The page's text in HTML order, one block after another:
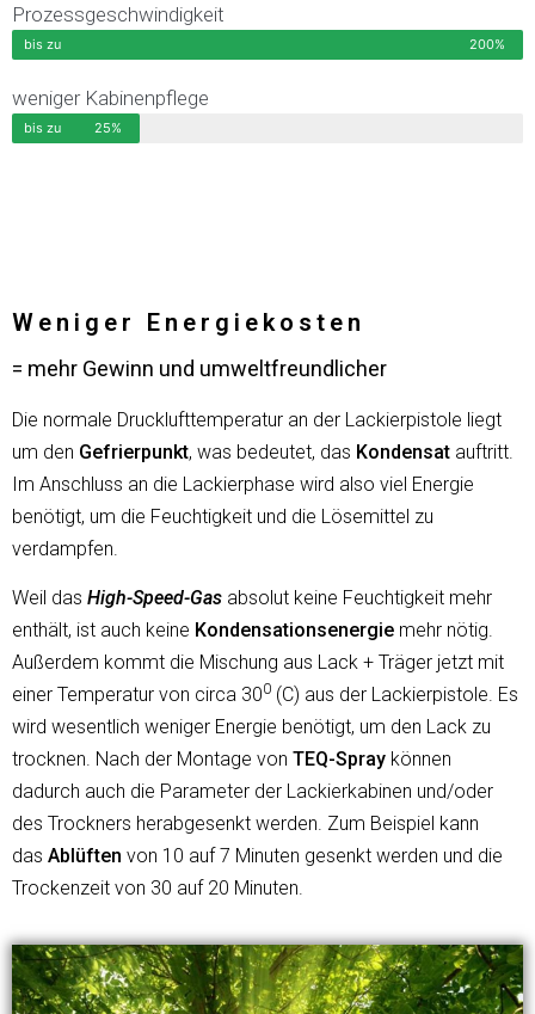
Prozessgeschwindigkeit
bis zu 200%
weniger Kabinenpflege
bis zu 25%
Weniger Energiekosten
= mehr Gewinn und umweltfreundlicher
Die normale Drucklufttemperatur an der Lackierpistole liegt
um den Gefrierpunkt, was bedeutet, das Kondensat auftritt.
Im Anschluss an die Lackierphase wird also viel Energie
benötigt, um die Feuchtigkeit und die Lösemittel zu
verdampfen.
Weil das High-Speed-Gas absolut keine Feuchtigkeit mehr
enthält, ist auch keine Kondensationsenergie mehr nötig.
Außerdem kommt die Mischung aus Lack + Träger jetzt mit
einer Temperatur von circa 300 (C) aus der Lackierpistole. Es
wird wesentlich weniger Energie benötigt, um den Lack zu
trocknen. Nach der Montage von TEQ-Spray können
dadurch auch die Parameter der Lackierkabinen und/oder
des Trockners herabgesenkt werden. Zum Beispiel kann
das Ablüften von 10 auf 7 Minuten gesenkt werden und die
Trockenzeit von 30 auf 20 Minuten.